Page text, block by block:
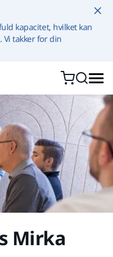
kapacitet, hvilket kan
takker for din
Mirka